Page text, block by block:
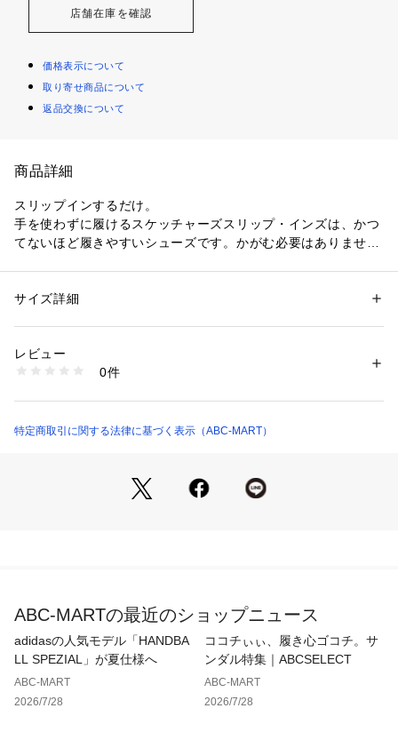
店舗在庫を確認
価格表示について
取り寄せ商品について
返品交換について
商品詳細
スリップインするだけ。
手を使わずに履けるスケッチャーズスリップ・インズは、かつ
てないほど履きやすいシューズです。かがむ必要はありませ
独自のヒールピローテクノロジーで踵を滑らせるだけ、踵をし
クッション性の高いインソールで快適な履き心地
【アッパーデザイン】
このシューズの作りは標準です。
性別：メンズ
素材：人工皮革（=合成皮革）・合成繊維・合成樹脂
洗濯：-
※詳しい洗濯方法については、商品の品質表示タグをご覧ください
6904720002 （ショップ）
サイズ詳細
レビュー
0件
特定商取引に関する法律に基づく表示（ABC-MART）
ABC-MARTの最近のショップニュース
adidasの人気モデル「HANDBA
LL SPEZIAL」が夏仕様へ
ABC-MART
2026/7/28
ココチぃぃ、履き心ゴコチ。サ
ンダル特集｜ABCSELECT
ABC-MART
2026/7/28